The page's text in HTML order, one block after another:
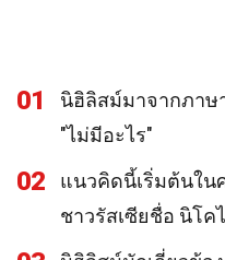
01
นิฮิลิสม์มาจากภาษ
"ไม่มีอะไร"
02
แนวคิดนี้เริ่มต้นใน
ชาวรัสเซียชื่อ นิโค